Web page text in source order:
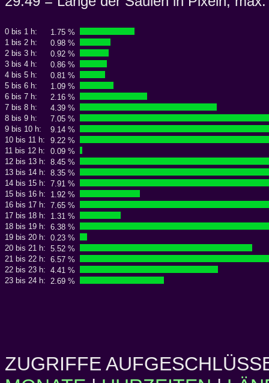
0 bis 1 h:
1.75 %
1 bis 2 h:
0.98 %
2 bis 3 h:
0.92 %
3 bis 4 h:
0.86 %
4 bis 5 h:
0.81 %
5 bis 6 h:
1.09 %
6 bis 7 h:
2.16 %
7 bis 8 h:
4.39 %
8 bis 9 h:
7.05 %
9 bis 10 h:
9.14 %
10 bis 11 h:
9.22 %
11 bis 12 h:
0.09 %
12 bis 13 h: 8.45 %
13 bis 14 h: 8.35 %
14 bis 15 h: 7.91 %
15 bis 16 h:
1.92 %
16 bis 17 h: 7.65 %
17 bis 18 h:
1.31 %
18 bis 19 h: 6.38 %
19 bis 20 h: 0.23 %
20 bis 21 h: 5.52 %
21 bis 22 h: 6.57 %
22 bis 23 h: 4.41 %
23 bis 24 h: 2.69 %
ZUGRIFFE